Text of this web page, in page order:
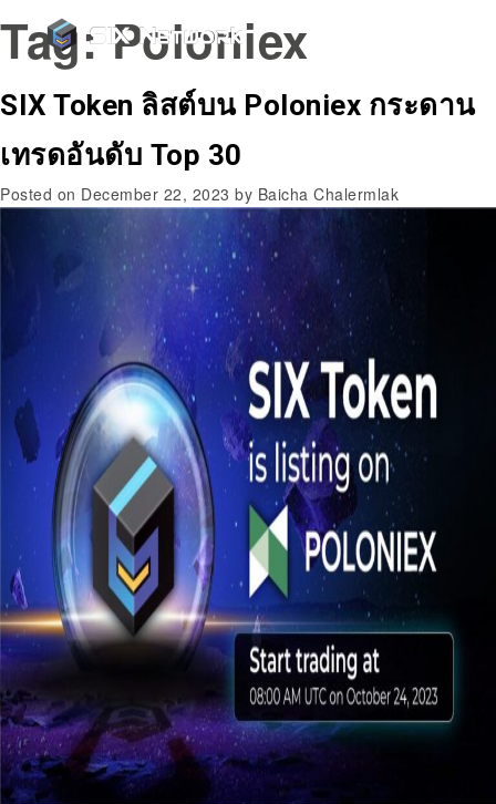
Tag:Poloniex
SIX Token ลิสต์บน Poloniex กระดาน
เทรดอันดับ Top 30
Posted on December 22, 2023 by Baicha Chalermlak